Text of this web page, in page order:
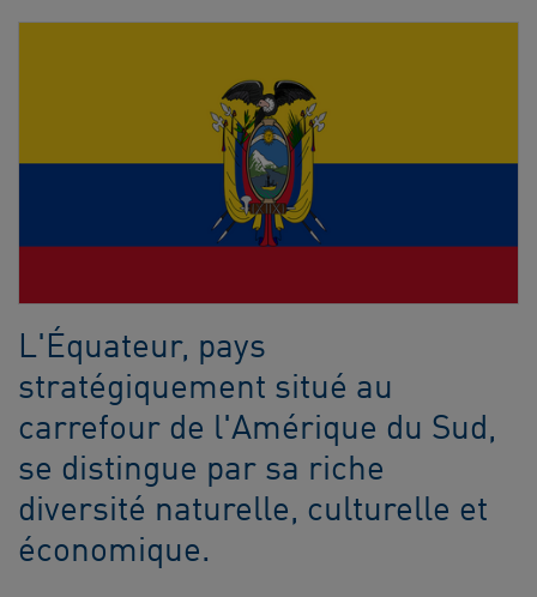
L'Équateur, pays
stratégiquement situé au
carrefour de l'Amérique du Sud,
se distingue par sa riche
diversité naturelle, culturelle et
économique.